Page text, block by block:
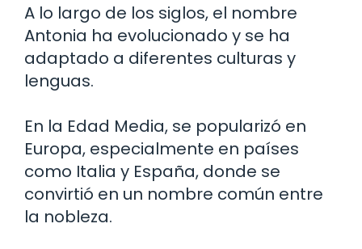
A lo largo de los siglos, el nombre
Antonia ha evolucionado y se ha
adaptado a diferentes culturas y
lenguas.
En la Edad Media, se popularizó en
Europa, especialmente en países
como Italia y España, donde se
convirtió en un nombre común entre
la nobleza.